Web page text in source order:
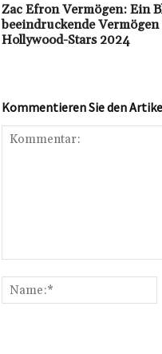
Zac Efron Vermögen: Ein
beeindruckende Vermögen
Hollywood-Stars 2024
Kommentieren Sie den